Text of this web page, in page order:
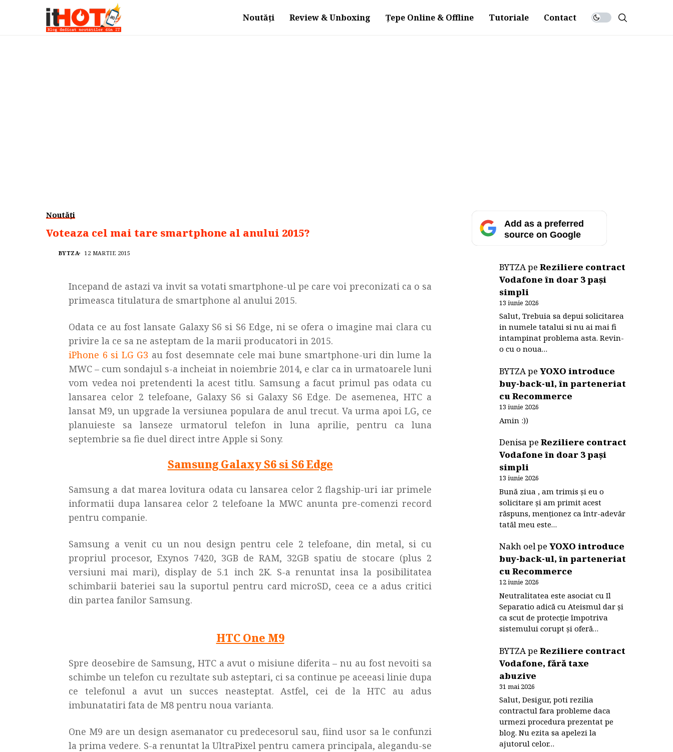
Noutăți Review & Unboxing Țepe Online & Offline Tutoriale Contact
Noutăți
Voteaza cel mai tare smartphone al anului 2015?
BYTZA 12 MARTIE 2015
Incepand de astazi va invit sa votati smartphone-ul pe care voi preconizati ca o sa
primeasca titulatura de smartphone al anului 2015.
Odata ce au fost lansate Galaxy S6 si S6 Edge, ni se ofera o imagine mai clara cu
privire la ce sa ne asteptam de la marii producatori in 2015.
iPhone 6 si LG G3 au fost desemnate cele mai bune smartphone-uri din lume la
MWC – cum sondajul s-a incheiat in noiembrie 2014, e clar ca in urmatoarele luni
vom vedea noi pretendenti la acest titlu. Samsung a facut primul pas odata cu
lansarea celor 2 telefoane, Galaxy S6 si Galaxy S6 Edge. De asemenea, HTC a
lansat M9, un upgrade la versiunea populara de anul trecut. Va urma apoi LG, ce
planuieste sa lanseze urmatorul telefon in luna aprilie, pentru ca luna
septembrie sa fie duel direct intre Apple si Sony.
Samsung Galaxy S6 si S6 Edge
Samsung a dat marea lovitura odata cu lansarea celor 2 flagship-uri iar primele
informatii dupa lansarea celor 2 telefoane la MWC anunta pre-comenzi record
pentru companie.
Samsung a venit cu un nou design pentru cele 2 telefoane, din metal, si cu
propriul procesor, Exynos 7420, 3GB de RAM, 32GB spatiu de stocare (plus 2
versiuni mai mari), display de 5.1 inch 2K. S-a renuntat insa la posibilitatea
schimbarii bateriei sau la suportul pentru card microSD, ceea ce a adus critici
din partea fanilor Samsung.
HTC One M9
Spre deosebire de Samsung, HTC a avut o misiune diferita – nu au fost nevoiti sa
schimbe un telefon cu rezultate sub asteptari, ci sa continue pe aceeasi linie dupa
ce telefonul a avut un succes neasteptat. Astfel, cei de la HTC au adus
imbunatatiri fata de M8 pentru noua varianta.
One M9 are un design asemanator cu predecesorul sau, fiind usor sa le confunzi
la prima vedere. S-a renuntat la UltraPixel pentru camera principala, alegandu-se
Add as a preferred
source on Google
BYTZApeReziliere contract
Vodafone în doar 3 pași
simpli
13 iunie 2026
Salut, Trebuia sa depui solicitarea
in numele tatalui si nu ai mai fi
intampinat problema asta. Revin-
o cu o noua…
BYTZApeYOXO introduce
buy-back-ul, în parteneriat
cu Recommerce
13 iunie 2026
Amin :))
DenisapeReziliere contract
Vodafone în doar 3 pași
simpli
13 iunie 2026
Bună ziua , am trimis și eu o
solicitare și am primit acest
răspuns, menționez ca într-adevăr
tatăl meu este…
Nakh oelpeYOXO introduce
buy-back-ul, în parteneriat
cu Recommerce
12 iunie 2026
Neutralitatea este asociat cu Il
Separatio adică cu Ateismul dar și
ca scut de protecție împotriva
sistemului corupt și oferă…
BYTZApeReziliere contract
Vodafone, fără taxe
abuzive
31 mai 2026
Salut, Desigur, poti rezilia
contractul fara probleme daca
urmezi procedura prezentat pe
blog. Nu ezita sa apelezi la
ajutorul celor…